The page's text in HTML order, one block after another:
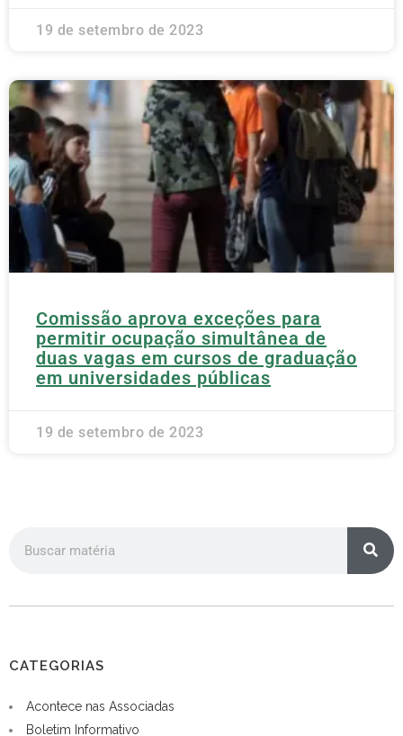
19 de setembro de 2023
Comissão aprova exceções para
permitir ocupação simultânea de
duas vagas em cursos de graduação
em universidades públicas
19 de setembro de 2023
CATEGORIAS
Acontece nas Associadas
Boletim Informativo